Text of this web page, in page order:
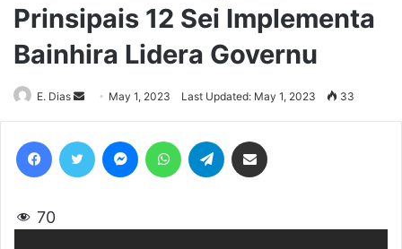
Prinsipais 12 Sei Implementa
Bainhira Lidera Governu
E. Dias
Send
an
May 1, 2023 Last Updated: May 1, 2023 33
70